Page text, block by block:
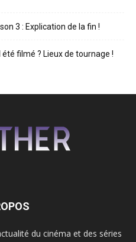
3 : Explication de la fin !
été filmé ? Lieux de tournage !
du cinéma et des séries